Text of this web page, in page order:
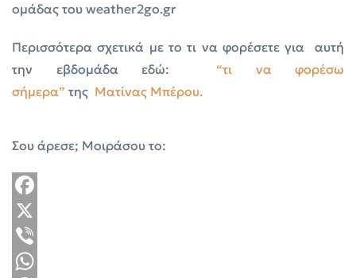
ομάδας του weather2go.gr
Περισσότερα σχετικά με το τι να φορέσετε για αυτή
την εβδομάδα εδώ: “τι να φορέσω
σήμερα” της Ματίνας Μπέρου.
Σου άρεσε; Μοιράσου το:
Facebook
X
Viber